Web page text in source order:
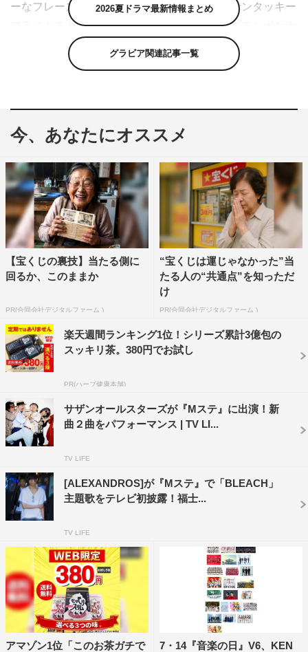
ーなフレーズが特徴的で、そろって出演するケンタッキー
フライドチキンのＣＭ曲としても話題のアップテンポなナ
ンバー。パフォーマンス中に出てくる、「トサカ」をイメ
ージしたという振り付けにも注目だ。
ーズ、DAIGO、東方神起、miwa、Little Glee Monster、さ
らに[ALEXANDROS]の応援ゲストで福士蒼汰も出演。“平
（2000年）の年間シングル売り上げランキングに入った
名曲を街の平成生まれに聞いてもらう企画も行われる。
＜MC＞
タモリ／弘中綾香（テレビ朝日アナウンサー）
＜出演予定アーティストと演奏予定楽曲＞
[ALEXANDROS]「Mosquito Bite」（福士蒼汰も出演）
KEN☆Tackey「逆転ラバーズ」
サザンオールスターズ「闘う戦士（もの）たちへ愛を込め
て」「壮年JUMP」
DAIGO「真夏の残響」
東方神起「Road」
miwa「ヒカリヘ」
Little Glee Monster「世界はあなたに笑いかけている」
2026夏ドラマ最新情報まとめ
グラビア関連記事一覧
今、あなたにオススメ
【宝くじの裏技】当たる側に
回るか、このままか
PR(合同会社デジタルファーム )
“宝くじは運じゃなかった”当
たる人の“共通点”を知っただ
け
PR(合同会社デジタルファーム )
楽天週間ランキング1位！シリーズ累計3億包の
スッキリ茶。380円でお試し
PR(ハーブ健康本舗)
サザンオールスターズが『Mステ』に出演！新
曲２曲をパフォーマンス | TV LI...
TV LIFE
[ALEXANDROS]が『Mステ』で「BLEACH」
主題歌をテレビ初披露！福士...
TV LIFE
アマゾン1位「このお茶ガチで
7・14『音楽の日』V6、KEN